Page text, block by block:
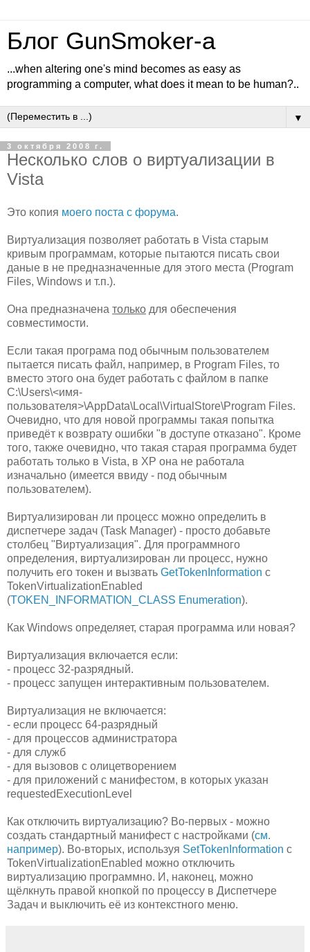
Блог GunSmoker-а
...when altering one's mind becomes as easy as
programming a computer, what does it mean to be human?..
▼
3 октября 2008 г.
Несколько слов о виртуализации в
Vista
Это копия моего поста с форума.
Виртуализация позволяет работать в Vista старым
кривым программам, которые пытаются писать свои
даные в не предназначенные для этого места (Program
Files, Windows и т.п.).
Она предназначена только для обеспечения
совместимости.
Если такая програма под обычным пользователем
пытается писать файл, например, в Program Files, то
вместо этого она будет работать с файлом в папке
C:\Users\<имя-
пользователя>\AppData\Local\VirtualStore\Program Files.
Очевидно, что для новой программы такая попытка
приведёт к возврату ошибки "в доступе отказано". Кроме
того, также очевидно, что такая старая программа будет
работать только в Vista, в XP она не работала
изначально (имеется ввиду - под обычным
пользователем).
Виртуализирован ли процесс можно определить в
диспетчере задач (Task Manager) - просто добавьте
столбец "Виртуализация". Для программного
определения, виртуализирован ли процесс, нужно
получить его токен и вызвать GetTokenInformation с
TokenVirtualizationEnabled
(TOKEN_INFORMATION_CLASS Enumeration).
Как Windows определяет, старая программа или новая?
Виртуализация включается если:
- процесс 32-разрядный.
- процесс запущен интерактивным пользователем.
Виртуализация не включается:
- если процесс 64-разрядный
- для процессов администратора
- для служб
- для вызовов с олицетворением
- для приложений с манифестом, в которых указан
requestedExecutionLevel
Как отключить виртуализацию? Во-первых - можно
создать стандартный манифест с настройками (см.
например). Во-вторых, используя SetTokenInformation с
TokenVirtualizationEnabled можно отключить
виртуализацию программно. И, наконец, можно
щёлкнуть правой кнопкой по процессу в Диспетчере
Задач и выключить её из контекстного меню.